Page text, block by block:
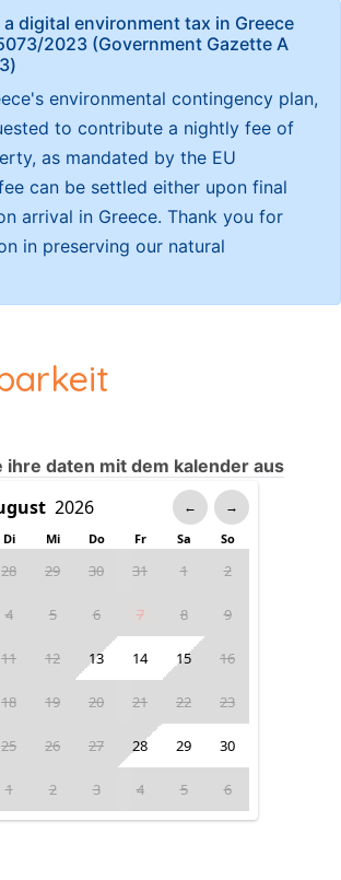
digital environment tax in Greece
2023 (Government Gazette Α
environmental contingency plan,
to contribute a nightly fee of
as mandated by the EU
can be settled either upon final
arrival in Greece. Thank you for
in preserving our natural
ihre daten mit dem kalender aus
← →
Di Mi Do Fr Sa So
28 29 30 31 1 2
4 5 6 7 8 9
11 12 13 14 15 16
18 19 20 21 22 23
25 26 27 28 29 30
1 2 3 4 5 6